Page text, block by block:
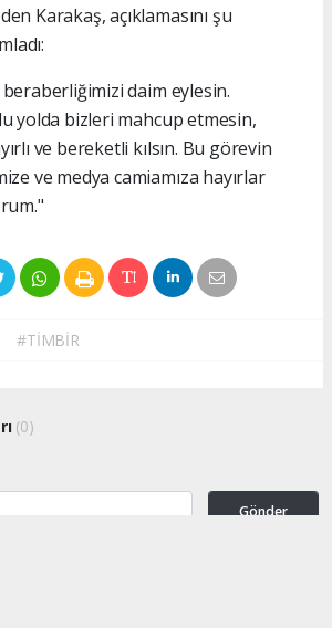
Karakaş, açıklamasını şu
daim eylesin.
yolda bizleri mahcup etmesin,
ve bereketli kılsın. Bu görevin
ve medya camiamıza hayırlar
#TİMBİR
(0)
Gönder